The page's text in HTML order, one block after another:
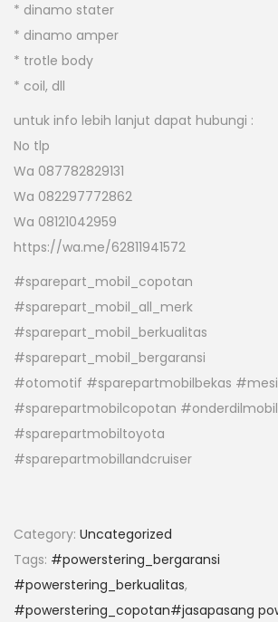
* dinamo stater
* dinamo amper
* trotle body
* coil, dll
untuk info lebih lanjut dapat hubungi :
No tlp
Wa 087782829131
Wa 082297772862
Wa 08121042959
https://wa.me/62811941572
#sparepart_mobil_copotan
#sparepart_mobil_all_merk
#sparepart_mobil_berkualitas
#sparepart_mobil_bergaransi
#otomotif #sparepartmobilbekas
#sparepartmobilcopotan
#sparepartmobiltoyota
#sparepartmobillandcruiser
Category: Uncategorized
Tags: #powerstering_bergaransi
#powerstering_berkualitas,
#powerstering_copotan#jasapasang